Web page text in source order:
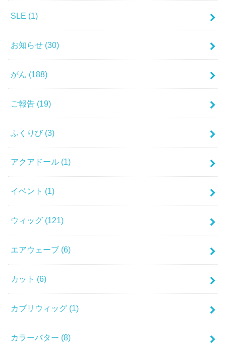
SLE (1)
お知らせ (30)
がん (188)
ご報告 (19)
ふくりび (3)
アクアドール (1)
イベント (1)
ウィッグ (121)
エアウェーブ (6)
カット (6)
カブリウィッグ (1)
カラーバター (8)